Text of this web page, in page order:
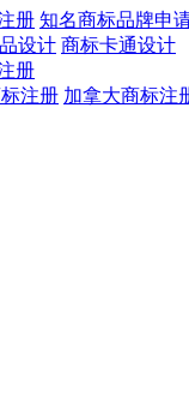
册 知名商标品牌申
设计 商标卡通设计
册
注册 加拿大商标注